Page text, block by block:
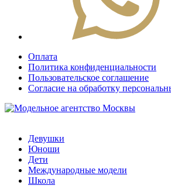
Оплата
Политика конфиденциальности
Пользовательское соглашение
Согласие на обработку
Девушки
Юноши
Дети
Международные модели
Школа